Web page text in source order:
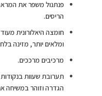
פנתנול משפר את
הריסים.
חומצה היאלורונית
ומלאים יותר, מזינה
מרכיבים מרככים.
תערובת שעוות
הגדרה וזוהר במשיחה